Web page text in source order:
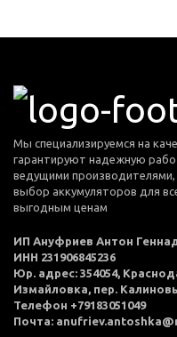
Мы специализируемся на
гарантируют надежную
ведущими
выбор аккумуляторов для
выгодным ценам
ИП Ануфриев Антон
ИНН 231906845236
Юр. адрес: 354054,
Измайловка, пер.
Телефон +79183051049
Почта: